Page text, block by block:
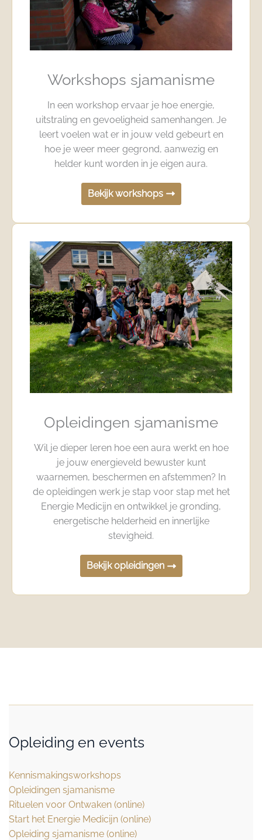
Workshops sjamanisme
In een workshop ervaar je hoe energie,
uitstraling en gevoeligheid samenhangen. Je
leert voelen wat er in jouw veld gebeurt en
hoe je weer meer gegrond, aanwezig en
helder kunt worden in je eigen aura.
Bekijk workshops
Opleidingen sjamanisme
Wil je dieper leren hoe een aura werkt en hoe
je jouw energieveld bewuster kunt
waarnemen, beschermen en afstemmen? In
de opleidingen werk je stap voor stap met het
Energie Medicijn en ontwikkel je gronding,
energetische helderheid en innerlijke
stevigheid.
Bekijk opleidingen
Opleiding en events
Kennismakingsworkshops
Opleidingen sjamanisme
Rituelen voor Ontwaken (online)
Start het Energie Medicijn (online)
Opleiding sjamanisme (online)